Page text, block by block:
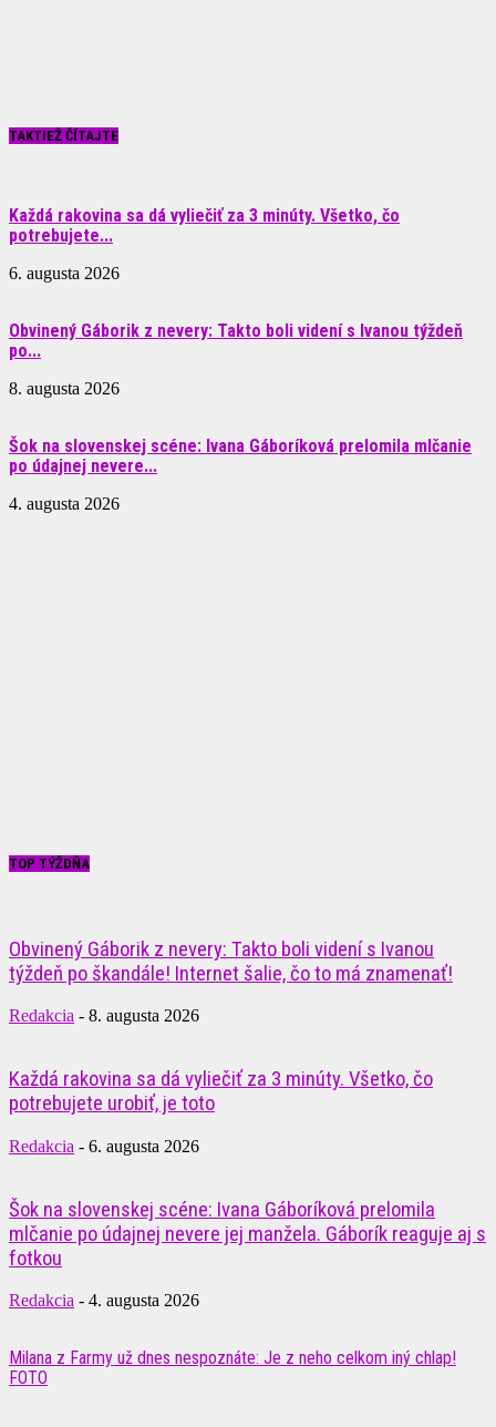
TAKTIEŽ ČÍTAJTE
Každá rakovina sa dá vyliečiť za 3 minúty. Všetko, čo
potrebujete...
6. augusta 2026
Obvinený Gáborik z nevery: Takto boli videní s Ivanou týždeň
po...
8. augusta 2026
Šok na slovenskej scéne: Ivana Gáboríková prelomila mlčanie
po údajnej nevere...
4. augusta 2026
TOP TÝŽDŇA
Obvinený Gáborik z nevery: Takto boli videní s Ivanou
týždeň po škandále! Internet šalie, čo to má znamenať!
Redakcia - 8. augusta 2026
Každá rakovina sa dá vyliečiť za 3 minúty. Všetko, čo
potrebujete urobiť, je toto
Redakcia - 6. augusta 2026
Šok na slovenskej scéne: Ivana Gáboríková prelomila
mlčanie po údajnej nevere jej manžela. Gáborík reaguje aj s
fotkou
Redakcia - 4. augusta 2026
Milana z Farmy už dnes nespoznáte: Je z neho celkom iný chlap!
FOTO